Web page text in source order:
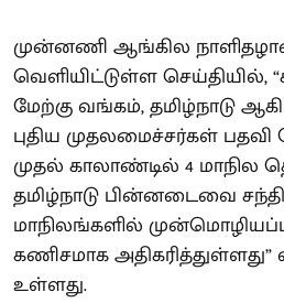
முன்னணி ஆங்கில நாளிதழான
வெளியிட்டுள்ள செய்தியில்,
மேற்கு வங்கம், தமிழ்நாடு
புதிய முதலமைச்சர்கள்
முதல் காலாண்டில் 4 மாநில
தமிழ்நாடு பின்னடைவை
மாநிலங்களில்
கணிசமாக
உள்ளது.